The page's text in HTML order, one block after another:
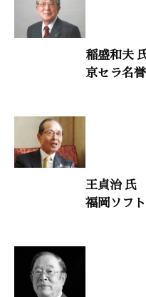
致知随想
倉本洋一「お菓子の心は平和の
高橋洋子「苦しみは生きる喜
古市盛久「ささくれのよう
まんが〈うちの社長の器学
神保あつし
木鶏クラブ通信
稲盛和夫
京セラ名
王貞治 氏
福岡ソフ